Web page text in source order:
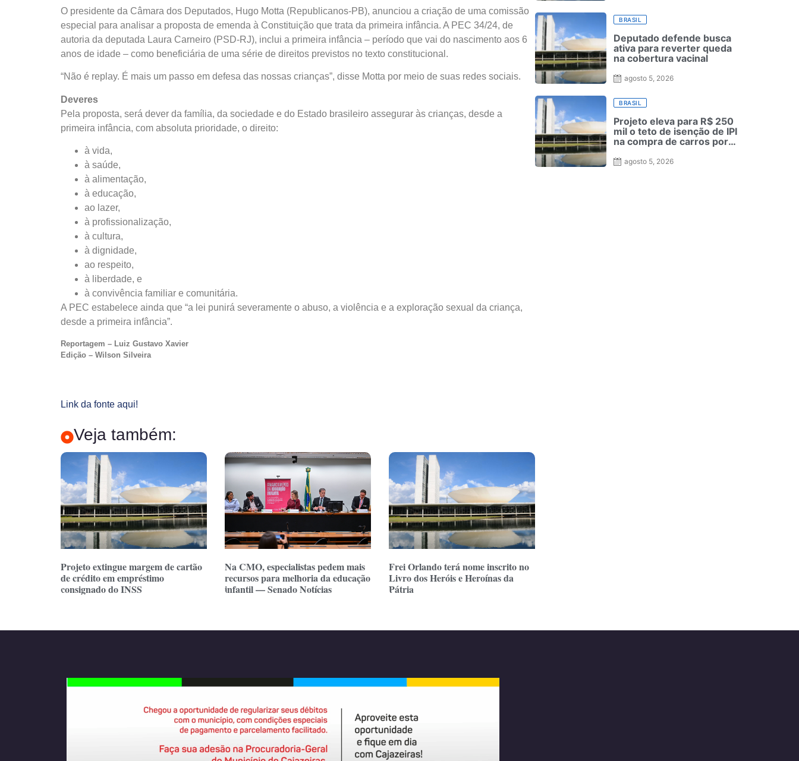
O presidente da Câmara dos Deputados, Hugo Motta (Republicanos-PB), anunciou a criação de uma comissão
especial para analisar a proposta de emenda à Constituição que trata da primeira infância. A PEC 34/24, de
autoria da deputada Laura Carneiro (PSD-RJ), inclui a primeira infância – período que vai do nascimento aos 6
anos de idade – como beneficiária de uma série de direitos previstos no texto constitucional.
“Não é replay. É mais um passo em defesa das nossas crianças”, disse Motta por meio de suas redes sociais.
Deveres
Pela proposta, será dever da família, da sociedade e do Estado brasileiro assegurar às crianças, desde a
primeira infância, com absoluta prioridade, o direito:
à vida,
à saúde,
à alimentação,
à educação,
ao lazer,
à profissionalização,
à cultura,
à dignidade,
ao respeito,
à liberdade, e
à convivência familiar e comunitária.
A PEC estabelece ainda que “a lei punirá severamente o abuso, a violência e a exploração sexual da criança,
desde a primeira infância”.
Reportagem – Luiz Gustavo Xavier
Edição – Wilson Silveira
Link da fonte aqui!
Veja também:
Projeto extingue margem de cartão
de crédito em empréstimo
consignado do INSS
Na CMO, especialistas pedem mais
recursos para melhoria da educação
infantil — Senado Notícias
Frei Orlando terá nome inscrito no
Livro dos Heróis e Heroínas da
Pátria
BRASIL
Deputado defende busca
ativa para reverter queda
na cobertura vacinal
agosto 5, 2026
BRASIL
Projeto eleva para R$ 250
mil o teto de isenção de IPI
na compra de carros por
agosto 5, 2026